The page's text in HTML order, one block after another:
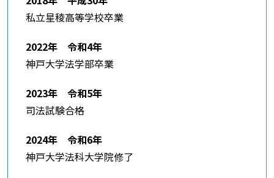
私立星稜高等学校卒業
2022年 令和4年
神戸大学法学部卒業
2023年 令和5年
司法試験合格
2024年 令和6年
神戸大学法科大学院修了